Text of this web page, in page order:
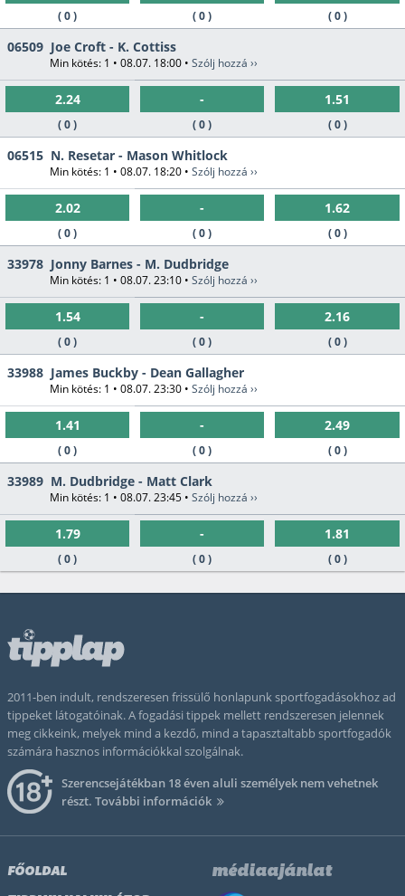
( 0 ) ( 0 ) ( 0 )
06509 Joe Croft - K. Cottiss
Min kötés: 1 • 08.07. 18:00 • Szólj hozzá ››
2.24
( 0 )
-
( 0 )
1.51
( 0 )
06515 N. Resetar - Mason Whitlock
Min kötés: 1 • 08.07. 18:20 • Szólj hozzá ››
2.02
( 0 )
-
( 0 )
1.62
( 0 )
33978 Jonny Barnes - M. Dudbridge
Min kötés: 1 • 08.07. 23:10 • Szólj hozzá ››
1.54
( 0 )
-
( 0 )
2.16
( 0 )
33988 James Buckby - Dean Gallagher
Min kötés: 1 • 08.07. 23:30 • Szólj hozzá ››
1.41
( 0 )
-
( 0 )
2.49
( 0 )
33989 M. Dudbridge - Matt Clark
Min kötés: 1 • 08.07. 23:45 • Szólj hozzá ››
1.79
( 0 )
-
( 0 )
1.81
( 0 )
2011-ben indult, rendszeresen frissülő honlapunk sportfogadásokhoz ad
tippeket látogatóinak. A fogadási tippek mellett rendszeresen jelennek
meg cikkeink, melyek mind a kezdő, mind a tapasztaltabb sportfogadók
számára hasznos információkkal szolgálnak.
Szerencsejátékban 18 éven aluli személyek nem vehetnek
részt. További információk
FŐOLDAL médiaajánlat